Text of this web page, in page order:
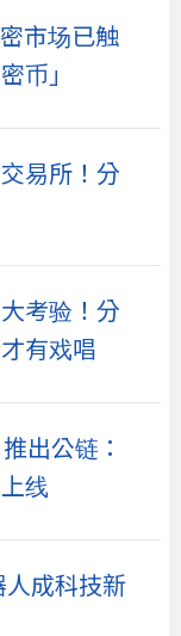
市场已触
币」
易所！分
考验！分
有戏唱
出公链：
线
人成科技新